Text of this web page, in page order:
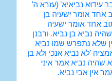
עידוא נביאיא' (עזרא ה'
אחד אומר ישעיה בן
אחד אומר ישעיה
נביא בן נביא. ורבנן
שלא נתפרש שמו נביא
'לא נביא אנכי ולא בן
שהיה נביא אמר איני
אין אבי נביא.